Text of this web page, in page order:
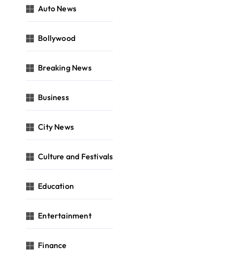
Auto News
Bollywood
Breaking News
Business
City News
Culture and Festivals
Education
Entertainment
Finance